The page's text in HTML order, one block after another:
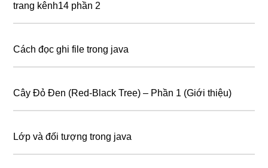
trang kênh14 phần 2
Cách đọc ghi file trong java
Cây Đỏ Đen (Red-Black Tree) – Phần 1 (Giới thiệu)
Lớp và đối tượng trong java